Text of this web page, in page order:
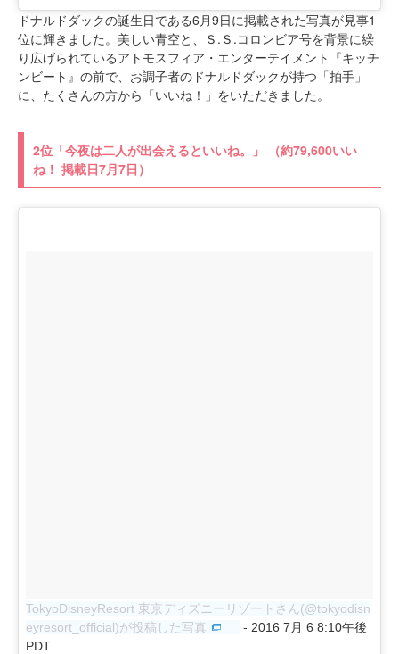
ドナルドダックの誕生日である6月9日に掲載された写真が見事1
位に輝きました。美しい青空と、Ｓ.Ｓ.コロンビア号を背景に繰
り広げられているアトモスフィア・エンターテイメント『キッチ
ンビート』の前で、お調子者のドナルドダックが持つ「拍手」
に、たくさんの方から「いいね！」をいただきました。
2位「今夜は二人が出会えるといいね。」 （約79,600いい
ね！ 掲載日7月7日）
TokyoDisneyResort 東京ディズニーリゾートさん(@tokyodisn
eyresort_official)が投稿した写真
- 2016 7月 6 8:10午後
PDT